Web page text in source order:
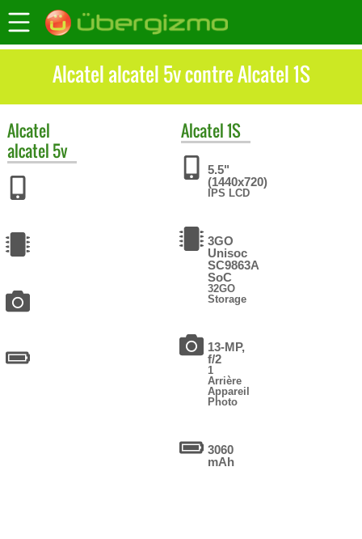
Alcatel alcatel 5v contre Alcatel 1S
Alcatel
alcatel 5v
Alcatel1S
5.5"
(1440x720)
IPS LCD
3GO
Unisoc
SC9863A
SoC
32GO
Storage
13-MP,
f/2
1
Arrière
Appareil
Photo
3060
mAh